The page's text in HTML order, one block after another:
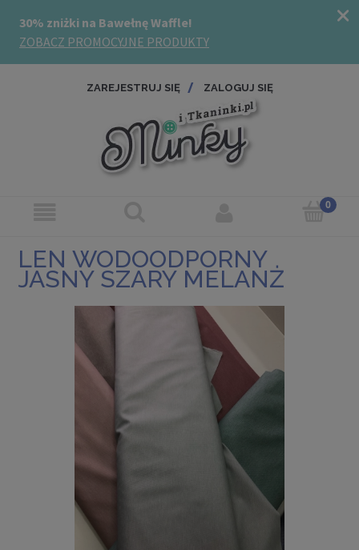
ZAREJESTRUJ SIĘ ZALOGUJ SIĘ
LEN WODOODPORNY
JASNY SZARY MELANŻ